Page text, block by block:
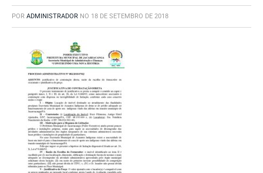
POR ADMINISTRADOR NO 18 DE SETEMBRO DE 2018